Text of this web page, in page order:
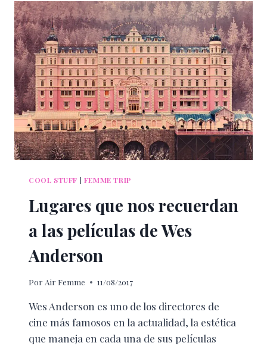
COOL STUFF | FEMME TRIP
Lugares que nos recuerdan
a las películas de Wes
Anderson
Por Air Femme 11/08/2017
Wes Anderson es uno de los directores de
cine más famosos en la actualidad, la estética
que maneja en cada una de sus películas